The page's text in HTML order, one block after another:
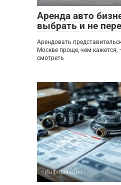
Аренда авто
выбрать и не
Арендовать
Москве проще, чем кажется,
смотреть
Информация